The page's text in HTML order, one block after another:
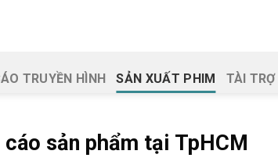
TRUYỀN HÌNH SẢN XUẤT PHIM TÀI TRỢ
sản phẩm tại TpHCM